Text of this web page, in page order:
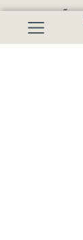
INFORMAÇÕES